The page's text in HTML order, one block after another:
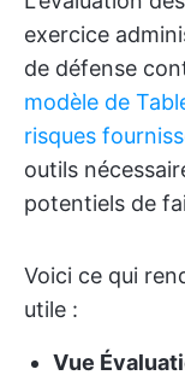
exercice
de défense
modèle de
risques
outils
potentiels de
Voici ce qui
utile :
Vue